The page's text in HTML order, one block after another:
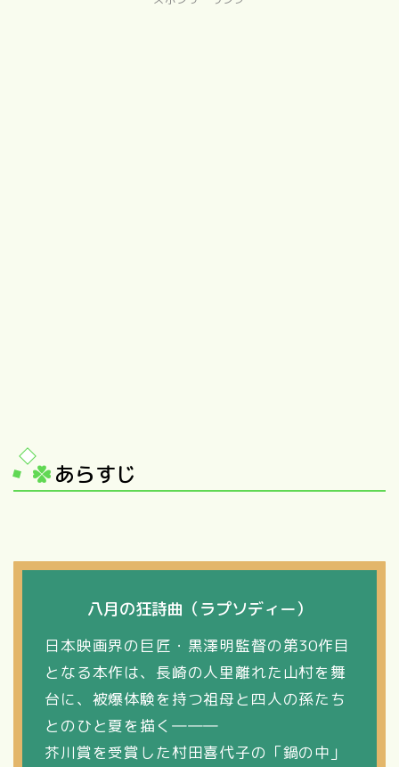
あらすじ
八月の狂詩曲（ラプソディー）
日本映画界の巨匠・黒澤明監督の第30作目
となる本作は、長崎の人里離れた山村を舞
台に、被爆体験を持つ祖母と四人の孫たち
とのひと夏を描く―――
芥川賞を受賞した村田喜代子の「鍋の中」